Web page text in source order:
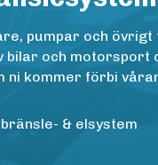
pumpar och
och
ni kommer förbi
& elsystem